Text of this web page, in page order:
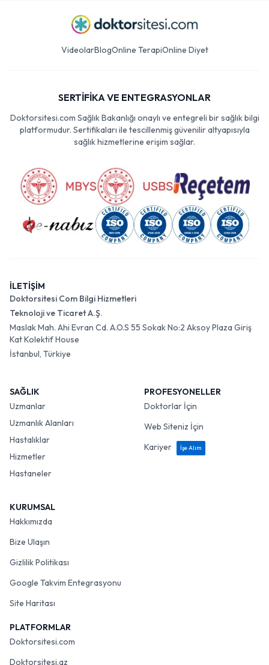
VideolarBlogOnline TerapiOnline Diyet
SERTİFİKA VE ENTEGRASYONLAR
Doktorsitesi.com Sağlık Bakanlığı onaylı ve entegreli bir sağlık bilgi
platformudur. Sertifikaları ile tescillenmiş güvenilir altyapısıyla
sağlık hizmetlerine erişim sağlar.
İLETİŞİM
Doktorsitesi Com Bilgi Hizmetleri
Teknoloji ve Ticaret A.Ş.
Maslak Mah. Ahi Evran Cd. A.O.S 55 Sokak No:2 Aksoy Plaza Giriş
Kat Kolektif House
İstanbul, Türkiye
SAĞLIK
Uzmanlar
Uzmanlık Alanları
Hastalıklar
Hizmetler
Hastaneler
PROFESYONELLER
Doktorlar İçin
Web Siteniz İçin
Kariyer
İşe Alım
KURUMSAL
Hakkımızda
Bize Ulaşın
Gizlilik Politikası
Google Takvim Entegrasyonu
Site Haritası
PLATFORMLAR
Doktorsitesi.com
Doktorsitesi.az